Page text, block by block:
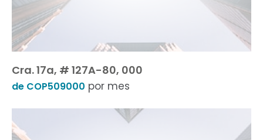
Cra. 17a, # 127A-80, 000
de COP509000 por mes